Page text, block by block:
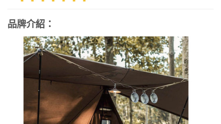
品牌介紹：